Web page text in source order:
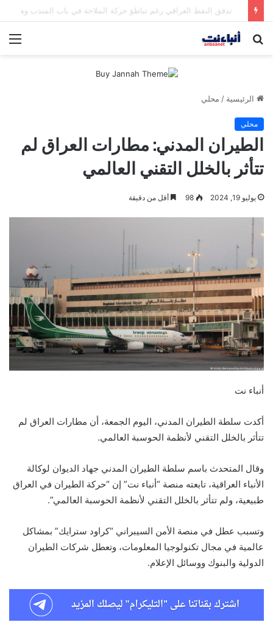
مقتل شخصين وإصابة 5 في إطلاق نار بمهرجان بمدينة سياتل الأميركية
بحث
الرئيسية / محلي
محلي
الطيران المدني: مطارات العراق لم
تتأثر بالخلل التقني العالمي
يوليو 19, 2024 98 أقل من دقيقة
أنباء نت
أكدت سلطة الطيران المدني، اليوم الجمعة، أن مطارات العراق لم
تتأثر بالخلل التقني لأنظمة الحوسبة العالمي.
وقال المتحدث باسم سلطة الطيران المدني جهاد الديوان لوكالة
الأنباء العراقية، تابعته منصة “أنباء نت” إن “حركة الطيران في العراق
طبيعية، ولم تتأثر بالخلل التقني لأنظمة الحوسبة العالمي”.
وتسبب عطل في منصة الأمن السيبراني “كراود سترايك” بمشاكل
عالمية في مجال تكنولوجيا المعلومات، وتعطل شركات الطيران
الدولية والبنوك ووسائل الإعلام.